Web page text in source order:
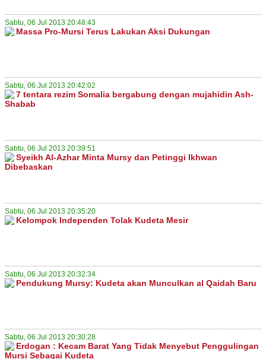
Sabtu, 06 Jul 2013 20:48:43
Massa Pro-Mursi Terus Lakukan Aksi Dukungan
Sabtu, 06 Jul 2013 20:42:02
7 tentara rezim Somalia bergabung dengan mujahidin Ash-
Shabab
Sabtu, 06 Jul 2013 20:39:51
Syeikh Al-Azhar Minta Mursy dan Petinggi Ikhwan
Dibebaskan
Sabtu, 06 Jul 2013 20:35:20
Kelompok Independen Tolak Kudeta Mesir
Sabtu, 06 Jul 2013 20:32:34
Pendukung Mursy: Kudeta akan Munculkan al Qaidah Baru
Sabtu, 06 Jul 2013 20:30:28
Erdogan : Kecam Barat Yang Tidak Menyebut Penggulingan
Mursi Sebagai Kudeta